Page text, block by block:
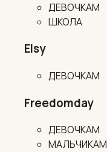
ДЕВОЧКАМ
ШКОЛА
Elsy
ДЕВОЧКАМ
Freedomday
ДЕВОЧКАМ
МАЛЬЧИКАМ